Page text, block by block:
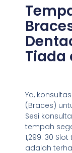
Tiada
Ya,
(Braces)
Sesi
tempah
1,299. 30
adalah